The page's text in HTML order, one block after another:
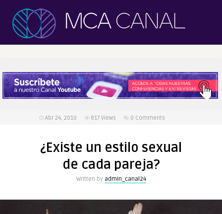
Abr 24, 2010 817 Views 0 Comments
¿Existe un estilo sexual
de cada pareja?
Written by admin_canal24